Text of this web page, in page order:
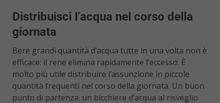
Distribuisci l’acqua nel corso della
giornata
Bere grandi quantità d’acqua tutte in una volta non è
efficace: il rene elimina rapidamente l’eccesso. È
molto più utile distribuire l’assunzione in piccole
quantità frequenti nel corso della giornata. Un buon
punto di partenza: un bicchiere d’acqua al risveglio